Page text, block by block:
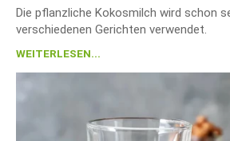
Die pflanzliche Kokosmilch wird schon
verschiedenen Gerichten verwendet.
WEITERLESEN...